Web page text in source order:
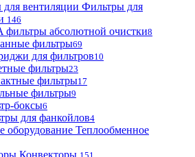
Фильтры для
146
фильтры абсолютной очистки8
фильтры69
для фильтров10
фильтры23
фильтры17
фильтры9
боксы6
для фанкойлов4
Теплообменное
Конвекторы